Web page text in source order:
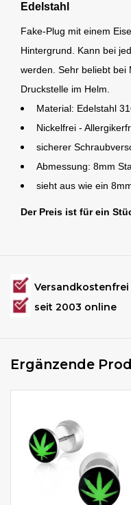
Edelstahl
Fake-Plug mit einem
Hintergrund. Kann bei
werden. Sehr beliebt bei
Druckstelle im Helm.
Material: Edelstahl
Nickelfrei -
sicherer
Abmessung: 8mm
sieht aus wie ein
Der Preis ist für ein
Versandkostenfrei
seit 2003 online
Ergänzende